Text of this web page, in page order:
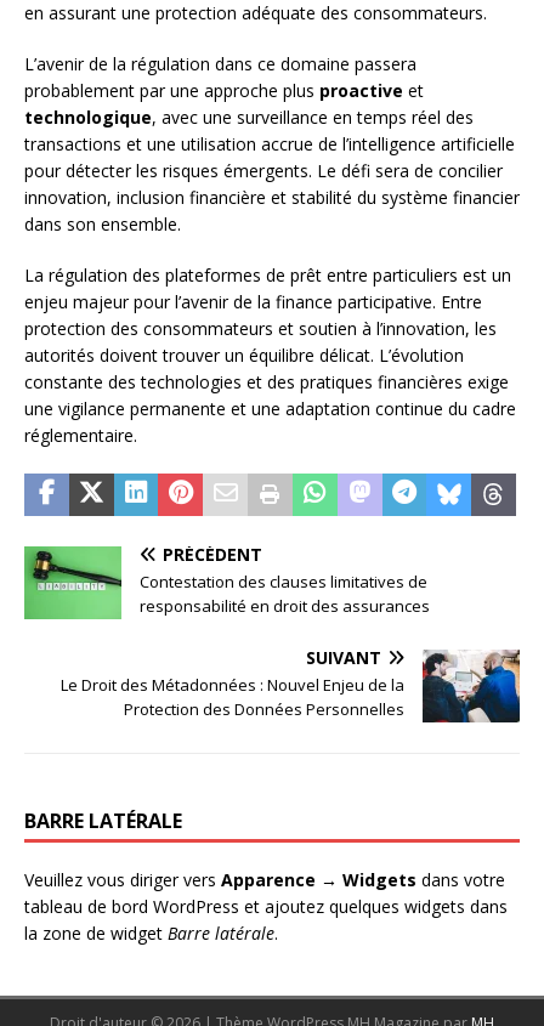
en assurant une protection adéquate des consommateurs.
L’avenir de la régulation dans ce domaine passera
probablement par une approche plus proactive et
technologique, avec une surveillance en temps réel des
transactions et une utilisation accrue de l’intelligence artificielle
pour détecter les risques émergents. Le défi sera de concilier
innovation, inclusion financière et stabilité du système financier
dans son ensemble.
La régulation des plateformes de prêt entre particuliers est un
enjeu majeur pour l’avenir de la finance participative. Entre
protection des consommateurs et soutien à l’innovation, les
autorités doivent trouver un équilibre délicat. L’évolution
constante des technologies et des pratiques financières exige
une vigilance permanente et une adaptation continue du cadre
réglementaire.
PRÉCÉDENT
Contestation des clauses limitatives de
responsabilité en droit des assurances
SUIVANT
Le Droit des Métadonnées : Nouvel Enjeu de la
Protection des Données Personnelles
BARRE LATÉRALE
Veuillez vous diriger vers Apparence → Widgets dans votre
tableau de bord WordPress et ajoutez quelques widgets dans
la zone de widget Barre latérale.